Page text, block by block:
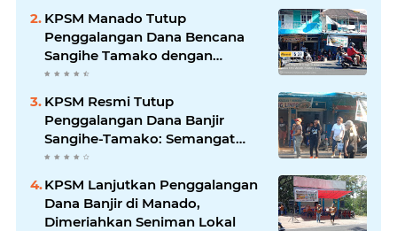
KPSM Manado Tutup
Penggalangan Dana Bencana
Sangihe Tamako dengan
Semangat Tinggi, Dihadiri
Banyak Seniman Ibu Kota
KPSM Resmi Tutup
Penggalangan Dana Banjir
Sangihe-Tamako: Semangat
Kebersamaan & Solidaritas
Tetap Terjaga
KPSM Lanjutkan Penggalangan
Dana Banjir di Manado,
Dimeriahkan Seniman Lokal